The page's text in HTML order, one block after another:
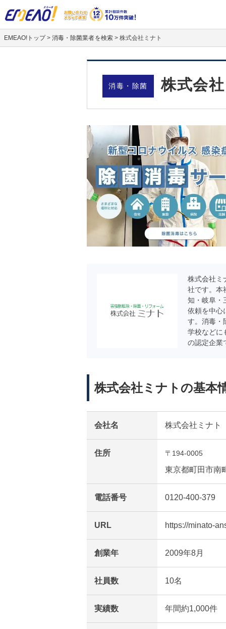
EMEAO!トップ >消毒・除菌業者を検索 > 株式会社ミナト
消毒・除菌 株式会
株式会社ミ
社です。本
知・岐阜・
依頼を中心
す。消毒・
学校などに
の認定企業
株式会社ミナトの基本
会社名 株式会社ミナト
住所 〒194-0005
東京都町田市南
電話番号 0120-400-379
URL https://minato-
創業年 2009年8月
社員数 10名
実績数 年間約1,000件